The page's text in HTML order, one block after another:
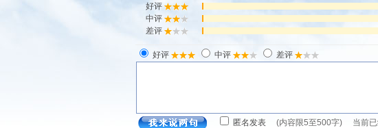
好评
中评
差评
好评 中评 差评
匿名发表 (内容限5至500字) 当前已